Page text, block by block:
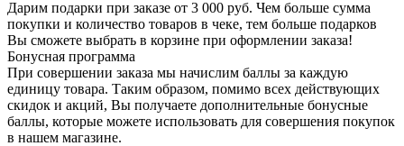
Дарим подарки при заказе от 3 000 руб. Чем больше сумма
покупки и количество товаров в чеке, тем больше подарков
Вы сможете выбрать в корзине при оформлении заказа!
Бонусная программа
При совершении заказа мы начислим баллы за каждую
единицу товара. Таким образом, помимо всех действующих
скидок и акций, Вы получаете дополнительные бонусные
баллы, которые можете использовать для совершения покупок
в нашем магазине.